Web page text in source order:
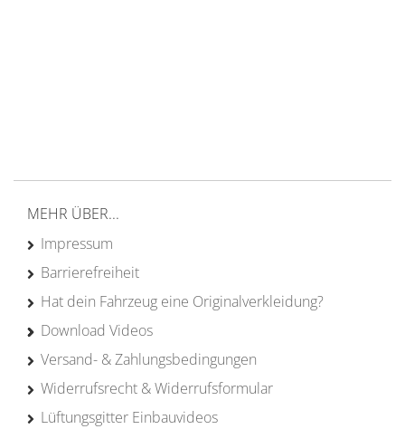
MEHR ÜBER...
Impressum
Barrierefreiheit
Hat dein Fahrzeug eine Originalverkleidung?
Download Videos
Versand- & Zahlungsbedingungen
Widerrufsrecht & Widerrufsformular
Lüftungsgitter Einbauvideos